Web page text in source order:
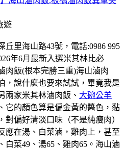
遊
里海山路43號，電話:0986 995
年6月最新入選米其林比必
肉飯(根本完勝三重)海山滷肉
，說什麼也要來試試，畢竟我是
兩家米其林滷肉飯、 大碗公羊
它的顏色算是偏金黃的醬色，黏
對偏好清淡口味（不是純瘦肉）
應在湯、白菜滷，雞肉上，甚至
白菜49、湯65、雞肉65。海山滷